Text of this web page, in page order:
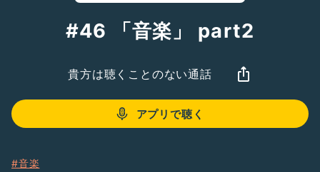
#46 「音楽」 part2
貴方は聴くことのない通話
アプリで聴く
#音楽